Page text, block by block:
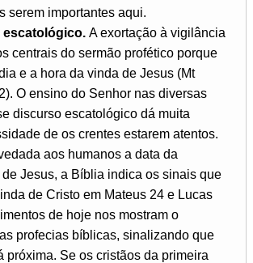
serem importantes aqui.
escatológico. A exortação à vigilância
centrais do sermão profético porque
e a hora da vinda de Jesus (Mt
O ensino do Senhor nas diversas
discurso escatológico dá muita
de os crentes estarem atentos.
aos humanos a data da
Jesus, a Bíblia indica os sinais que
de Cristo em Mateus 24 e Lucas
de hoje nos mostram o
profecias bíblicas, sinalizando que
próxima. Se os cristãos da primeira